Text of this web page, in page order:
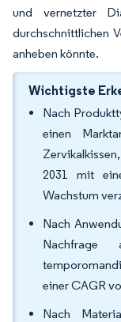
und vernetzter
durchschnittlichen
anheben könnte.
Wichtigste
Nach
einen
2031 mit
Wachstum
Nach
Nachfrage
einer CAGR
Nach